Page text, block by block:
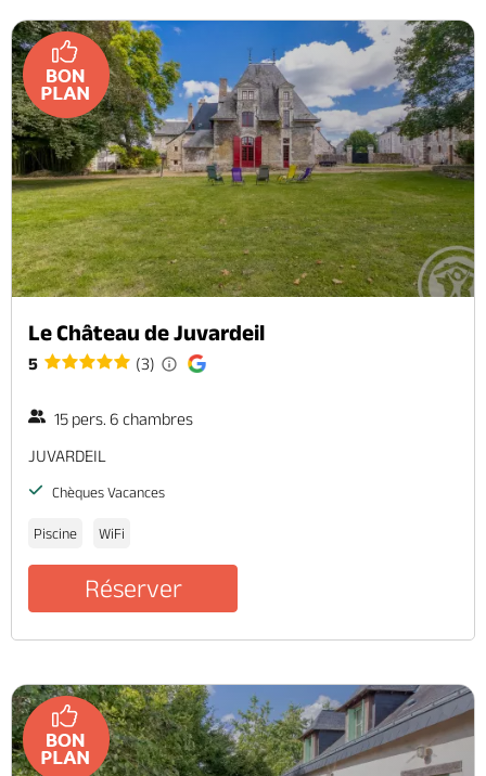
Le Château de Juvardeil
5 (3)
15 pers. 6 chambres
JUVARDEIL
Chèques Vacances
Piscine WiFi
Réserver